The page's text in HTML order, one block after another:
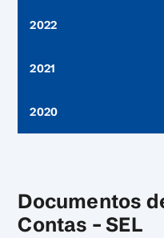
2022
2021
2020
Documentos
Contas – SEL